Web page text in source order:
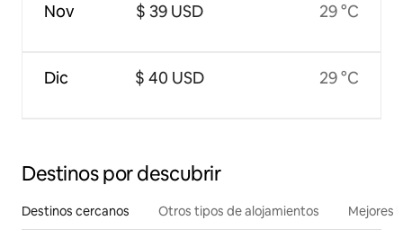
Nov
Dic
$ 39 USD
$ 40 USD
29 °C
29 °C
Destinos por descubrir
Destinos cercanos Otros tipos de alojamientos Mejores